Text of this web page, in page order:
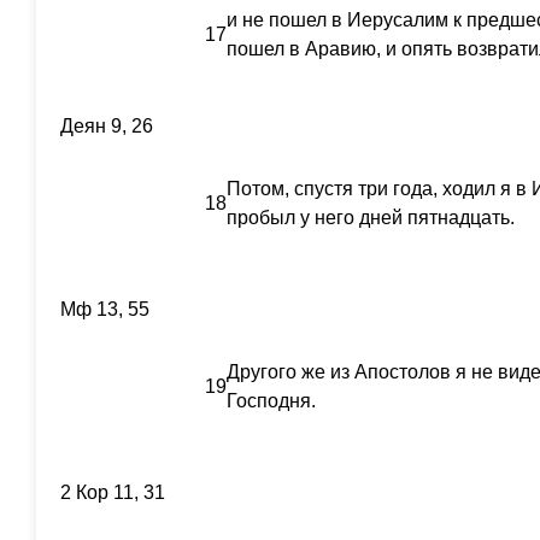
17
и не пошел в Иерусалим к
пошел в Аравию, и опять
Деян 9, 26
18
Потом, спустя три года, ходил я
пробыл у него дней пятнадцать.
Мф 13, 55
19
Другого же из Апостолов я не
Господня.
2 Кор 11, 31